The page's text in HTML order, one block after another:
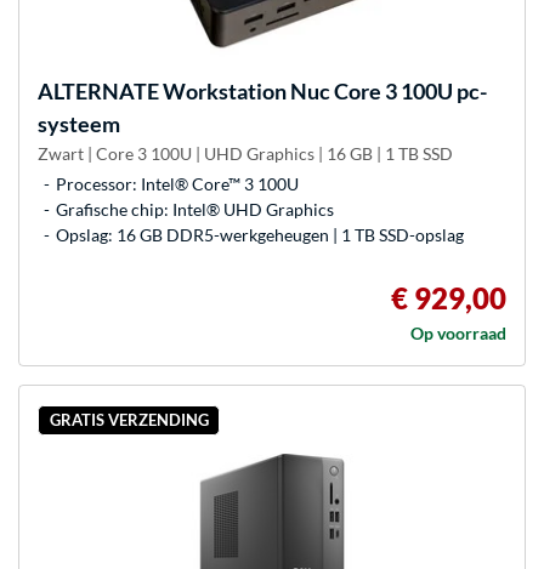
ALTERNATEWorkstation Nuc Core 3 100U pc-
systeem
Zwart | Core 3 100U | UHD Graphics | 16 GB | 1 TB SSD
Processor: Intel® Core™ 3 100U
Grafische chip: Intel® UHD Graphics
Opslag: 16 GB DDR5-werkgeheugen | 1 TB SSD-opslag
€ 929,00
Op voorraad
GRATIS VERZENDING